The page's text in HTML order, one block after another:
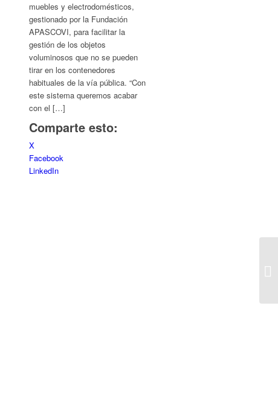
muebles y electrodomésticos,
gestionado por la Fundación
APASCOVI, para facilitar la
gestión de los objetos
voluminosos que no se pueden
tirar en los contenedores
habituales de la vía pública. “Con
este sistema queremos acabar
con el […]
Comparte esto:
X
Facebook
LinkedIn